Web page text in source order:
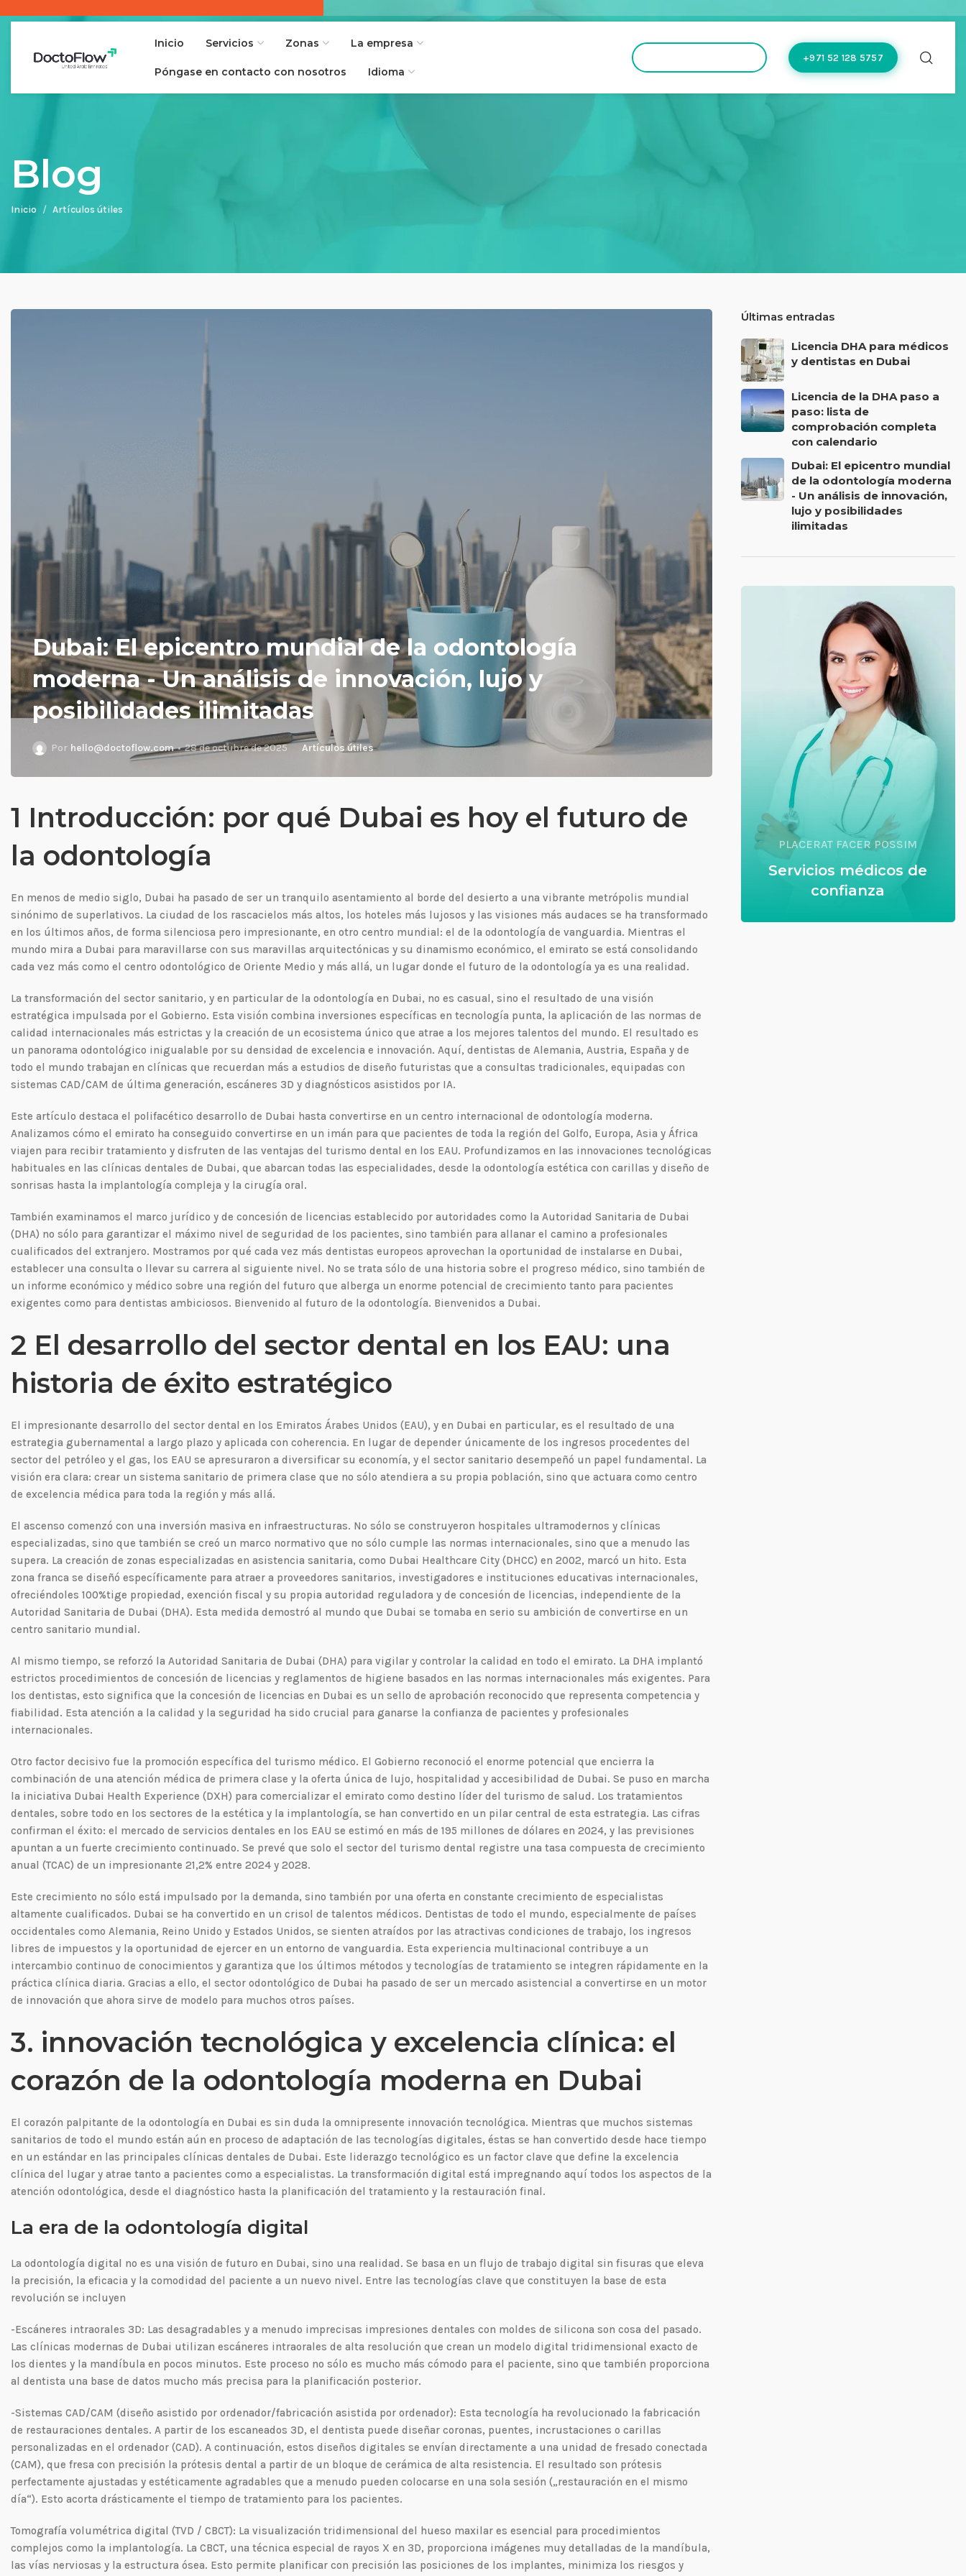
Inicio Servicios Zonas La empresa
Póngase en contacto con nosotros Idioma
+971 52 128 5757
Blog
Inicio Artículos útiles
Dubai: El epicentro mundial de la odontología
moderna - Un análisis de innovación, lujo y
posibilidades ilimitadas
Por hello@doctoflow.com 28 de octubre de 2025 Artículos útiles
1 Introducción: por qué Dubai es hoy el futuro de
la odontología
En menos de medio siglo, Dubai ha pasado de ser un tranquilo asentamiento al borde del desierto a una vibrante metrópolis mundial
sinónimo de superlativos. La ciudad de los rascacielos más altos, los hoteles más lujosos y las visiones más audaces se ha transformado
en los últimos años, de forma silenciosa pero impresionante, en otro centro mundial: el de la odontología de vanguardia. Mientras el
mundo mira a Dubai para maravillarse con sus maravillas arquitectónicas y su dinamismo económico, el emirato se está consolidando
cada vez más como el centro odontológico de Oriente Medio y más allá, un lugar donde el futuro de la odontología ya es una realidad.
La transformación del sector sanitario, y en particular de la odontología en Dubai, no es casual, sino el resultado de una visión
estratégica impulsada por el Gobierno. Esta visión combina inversiones específicas en tecnología punta, la aplicación de las normas de
calidad internacionales más estrictas y la creación de un ecosistema único que atrae a los mejores talentos del mundo. El resultado es
un panorama odontológico inigualable por su densidad de excelencia e innovación. Aquí, dentistas de Alemania, Austria, España y de
todo el mundo trabajan en clínicas que recuerdan más a estudios de diseño futuristas que a consultas tradicionales, equipadas con
sistemas CAD/CAM de última generación, escáneres 3D y diagnósticos asistidos por IA.
Este artículo destaca el polifacético desarrollo de Dubai hasta convertirse en un centro internacional de odontología moderna.
Analizamos cómo el emirato ha conseguido convertirse en un imán para que pacientes de toda la región del Golfo, Europa, Asia y África
viajen para recibir tratamiento y disfruten de las ventajas del turismo dental en los EAU. Profundizamos en las innovaciones tecnológicas
habituales en las clínicas dentales de Dubai, que abarcan todas las especialidades, desde la odontología estética con carillas y diseño de
sonrisas hasta la implantología compleja y la cirugía oral.
También examinamos el marco jurídico y de concesión de licencias establecido por autoridades como la Autoridad Sanitaria de Dubai
(DHA) no sólo para garantizar el máximo nivel de seguridad de los pacientes, sino también para allanar el camino a profesionales
cualificados del extranjero. Mostramos por qué cada vez más dentistas europeos aprovechan la oportunidad de instalarse en Dubai,
establecer una consulta o llevar su carrera al siguiente nivel. No se trata sólo de una historia sobre el progreso médico, sino también de
un informe económico y médico sobre una región del futuro que alberga un enorme potencial de crecimiento tanto para pacientes
exigentes como para dentistas ambiciosos. Bienvenido al futuro de la odontología. Bienvenidos a Dubai.
2 El desarrollo del sector dental en los EAU: una
historia de éxito estratégico
El impresionante desarrollo del sector dental en los Emiratos Árabes Unidos (EAU), y en Dubai en particular, es el resultado de una
estrategia gubernamental a largo plazo y aplicada con coherencia. En lugar de depender únicamente de los ingresos procedentes del
sector del petróleo y el gas, los EAU se apresuraron a diversificar su economía, y el sector sanitario desempeñó un papel fundamental. La
visión era clara: crear un sistema sanitario de primera clase que no sólo atendiera a su propia población, sino que actuara como centro
de excelencia médica para toda la región y más allá.
El ascenso comenzó con una inversión masiva en infraestructuras. No sólo se construyeron hospitales ultramodernos y clínicas
especializadas, sino que también se creó un marco normativo que no sólo cumple las normas internacionales, sino que a menudo las
supera. La creación de zonas especializadas en asistencia sanitaria, como Dubai Healthcare City (DHCC) en 2002, marcó un hito. Esta
zona franca se diseñó específicamente para atraer a proveedores sanitarios, investigadores e instituciones educativas internacionales,
ofreciéndoles 100%tige propiedad, exención fiscal y su propia autoridad reguladora y de concesión de licencias, independiente de la
Autoridad Sanitaria de Dubai (DHA). Esta medida demostró al mundo que Dubai se tomaba en serio su ambición de convertirse en un
centro sanitario mundial.
Al mismo tiempo, se reforzó la Autoridad Sanitaria de Dubai (DHA) para vigilar y controlar la calidad en todo el emirato. La DHA implantó
estrictos procedimientos de concesión de licencias y reglamentos de higiene basados en las normas internacionales más exigentes. Para
los dentistas, esto significa que la concesión de licencias en Dubai es un sello de aprobación reconocido que representa competencia y
fiabilidad. Esta atención a la calidad y la seguridad ha sido crucial para ganarse la confianza de pacientes y profesionales
internacionales.
Otro factor decisivo fue la promoción específica del turismo médico. El Gobierno reconoció el enorme potencial que encierra la
combinación de una atención médica de primera clase y la oferta única de lujo, hospitalidad y accesibilidad de Dubai. Se puso en marcha
la iniciativa Dubai Health Experience (DXH) para comercializar el emirato como destino líder del turismo de salud. Los tratamientos
dentales, sobre todo en los sectores de la estética y la implantología, se han convertido en un pilar central de esta estrategia. Las cifras
confirman el éxito: el mercado de servicios dentales en los EAU se estimó en más de 195 millones de dólares en 2024, y las previsiones
apuntan a un fuerte crecimiento continuado. Se prevé que solo el sector del turismo dental registre una tasa compuesta de crecimiento
anual (TCAC) de un impresionante 21,2% entre 2024 y 2028.
Este crecimiento no sólo está impulsado por la demanda, sino también por una oferta en constante crecimiento de especialistas
altamente cualificados. Dubai se ha convertido en un crisol de talentos médicos. Dentistas de todo el mundo, especialmente de países
occidentales como Alemania, Reino Unido y Estados Unidos, se sienten atraídos por las atractivas condiciones de trabajo, los ingresos
libres de impuestos y la oportunidad de ejercer en un entorno de vanguardia. Esta experiencia multinacional contribuye a un
intercambio continuo de conocimientos y garantiza que los últimos métodos y tecnologías de tratamiento se integren rápidamente en la
práctica clínica diaria. Gracias a ello, el sector odontológico de Dubai ha pasado de ser un mercado asistencial a convertirse en un motor
de innovación que ahora sirve de modelo para muchos otros países.
3. innovación tecnológica y excelencia clínica: el
corazón de la odontología moderna en Dubai
El corazón palpitante de la odontología en Dubai es sin duda la omnipresente innovación tecnológica. Mientras que muchos sistemas
sanitarios de todo el mundo están aún en proceso de adaptación de las tecnologías digitales, éstas se han convertido desde hace tiempo
en un estándar en las principales clínicas dentales de Dubai. Este liderazgo tecnológico es un factor clave que define la excelencia
clínica del lugar y atrae tanto a pacientes como a especialistas. La transformación digital está impregnando aquí todos los aspectos de la
atención odontológica, desde el diagnóstico hasta la planificación del tratamiento y la restauración final.
La era de la odontología digital
La odontología digital no es una visión de futuro en Dubai, sino una realidad. Se basa en un flujo de trabajo digital sin fisuras que eleva
la precisión, la eficacia y la comodidad del paciente a un nuevo nivel. Entre las tecnologías clave que constituyen la base de esta
revolución se incluyen
-Escáneres intraorales 3D: Las desagradables y a menudo imprecisas impresiones dentales con moldes de silicona son cosa del pasado.
Las clínicas modernas de Dubai utilizan escáneres intraorales de alta resolución que crean un modelo digital tridimensional exacto de
los dientes y la mandíbula en pocos minutos. Este proceso no sólo es mucho más cómodo para el paciente, sino que también proporciona
al dentista una base de datos mucho más precisa para la planificación posterior.
-Sistemas CAD/CAM (diseño asistido por ordenador/fabricación asistida por ordenador): Esta tecnología ha revolucionado la fabricación
de restauraciones dentales. A partir de los escaneados 3D, el dentista puede diseñar coronas, puentes, incrustaciones o carillas
personalizadas en el ordenador (CAD). A continuación, estos diseños digitales se envían directamente a una unidad de fresado conectada
(CAM), que fresa con precisión la prótesis dental a partir de un bloque de cerámica de alta resistencia. El resultado son prótesis
perfectamente ajustadas y estéticamente agradables que a menudo pueden colocarse en una sola sesión („restauración en el mismo
día“). Esto acorta drásticamente el tiempo de tratamiento para los pacientes.
Tomografía volumétrica digital (TVD / CBCT): La visualización tridimensional del hueso maxilar es esencial para procedimientos
complejos como la implantología. La CBCT, una técnica especial de rayos X en 3D, proporciona imágenes muy detalladas de la mandíbula,
las vías nerviosas y la estructura ósea. Esto permite planificar con precisión las posiciones de los implantes, minimiza los riesgos y
Últimas entradas
Licencia DHA para médicos
y dentistas en Dubai
Licencia de la DHA paso a
paso: lista de
comprobación completa
con calendario
Dubai: El epicentro mundial
de la odontología moderna
- Un análisis de innovación,
lujo y posibilidades
ilimitadas
PLACERAT FACER POSSIM
Servicios médicos de
confianza